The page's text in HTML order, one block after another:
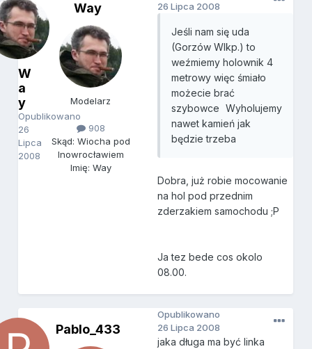
W
a
y
Opublikowano
26
Lipca
2008
Way
Modelarz
908
Skąd: Wiocha pod
Inowrocławiem
Imię: Way
26 Lipca 2008
Jeśli nam się uda
(Gorzów Wlkp.) to
weźmiemy holownik 4
metrowy więc śmiało
możecie brać
szybowce Wyholujemy
nawet kamień jak
będzie trzeba
Dobra, już robie mocowanie
na hol pod przednim
zderzakiem samochodu ;P
Ja tez bede cos okolo
08.00.
Pablo_433
Opublikowano
26 Lipca 2008
jaka długa ma być linka